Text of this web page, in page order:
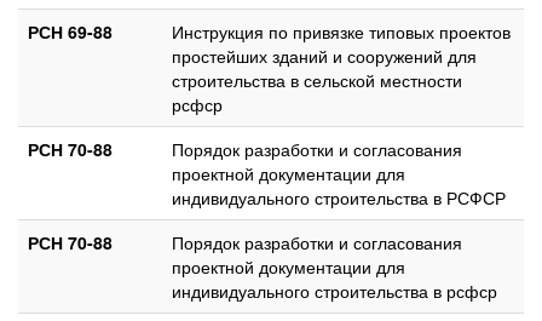
РСН 69-88
Инструкция по привязке типовых проектов
простейших зданий и сооружений для
строительства в сельской местности
рсфср
РСН 70-88
Порядок разработки и согласования
проектной документации для
индивидуального строительства в РСФСР
РСН 70-88
Порядок разработки и согласования
проектной документации для
индивидуального строительства в рсфср